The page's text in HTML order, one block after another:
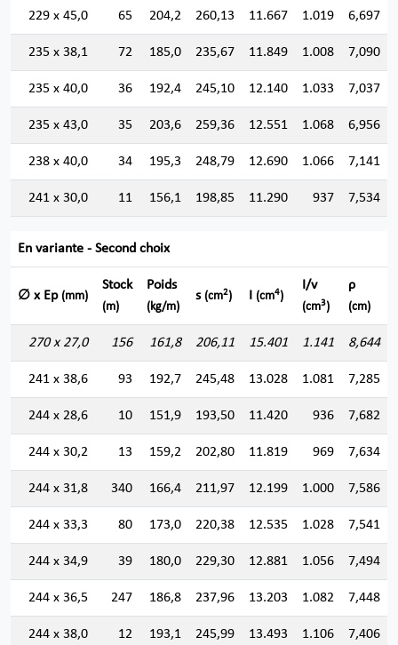
229 x 45,0 65 204,2 260,13 11.667 1.019 6,697
235 x 38,1 72 185,0 235,67 11.849 1.008 7,090
235 x 40,0 36 192,4 245,10 12.140 1.033 7,037
235 x 43,0 35 203,6 259,36 12.551 1.068 6,956
238 x 40,0 34 195,3 248,79 12.690 1.066 7,141
241 x 30,0 11 156,1 198,85 11.290 937 7,534
En variante - Second choix
∅ x Ep (mm)
Stock
(m)
Poids
(kg/m)
s (cm2) I (cm4)
I/v
(cm3)
ρ
(cm)
270 x 27,0 156 161,8 206,11 15.401 1.141 8,644
241 x 38,6 93 192,7 245,48 13.028 1.081 7,285
244 x 28,6 10 151,9 193,50 11.420 936 7,682
244 x 30,2 13 159,2 202,80 11.819 969 7,634
244 x 31,8 340 166,4 211,97 12.199 1.000 7,586
244 x 33,3 80 173,0 220,38 12.535 1.028 7,541
244 x 34,9 39 180,0 229,30 12.881 1.056 7,494
244 x 36,5 247 186,8 237,96 13.203 1.082 7,448
244 x 38,0 12 193,1 245,99 13.493 1.106 7,406